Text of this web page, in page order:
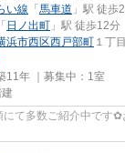
い線 「 馬車道 」駅 徒歩
「 日ノ出町 」駅 徒歩12分
浜市西区西戸部町 １丁目
11年 ｜募集中： 1室
て多数ご紹介中です